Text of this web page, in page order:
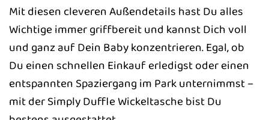
Mit diesen cleveren Außendetails hast Du alles
Wichtige immer griffbereit und kannst Dich voll
und ganz auf Dein Baby konzentrieren. Egal, ob
Du einen schnellen Einkauf erledigst oder einen
entspannten Spaziergang im Park unternimmst –
mit der Simply Duffle Wickeltasche bist Du